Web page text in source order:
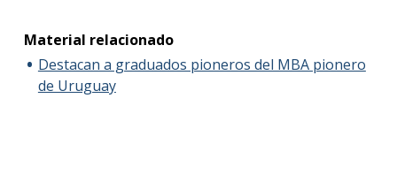
Material relacionado
Destacan a graduados pioneros del MBA pionero
de Uruguay